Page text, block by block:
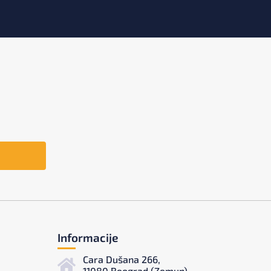
Informacije
Cara Dušana 266,